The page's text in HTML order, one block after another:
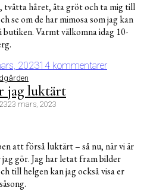
tvätta håret, äta gröt och ta mig till
se om de har mimosa som jag kan
Varmt välkomna idag 10-
202314 kommentarer
jag luktärt
23 mars, 2023
att förså luktärt – så nu, när vi är
gör. Jag har letat fram bilder
till helgen kan jag också visa er